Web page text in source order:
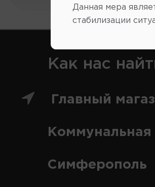
Как нас
Главный
Коммунальная
Симферополь
Данная мера
стабилизации